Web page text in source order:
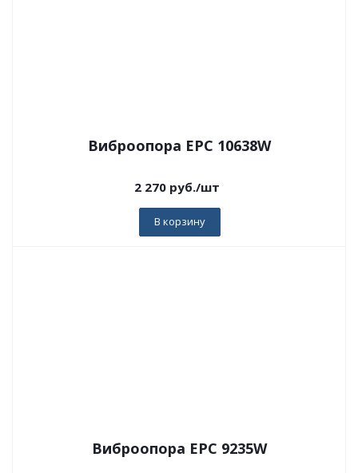
Виброопора EPC 10638W
2 270 руб./шт
В корзину
Виброопора EPC 9235W